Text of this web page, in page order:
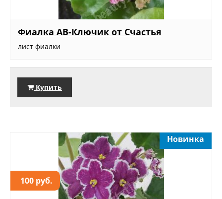
Фиалка АВ-Ключик от Счастья
лист фиалки
Купить
100 руб.
Новинка